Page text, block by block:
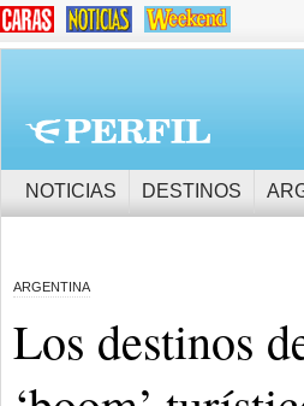
NOTICIAS DESTINOS
ARGENTINA
Los destinos